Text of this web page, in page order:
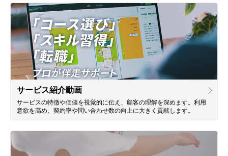
サービス紹介動画
サービスの特徴や価値を視覚的に伝え、顧客の理解を深めます。利用
意欲を高め、契約率や問い合わせ数の向上に大きく貢献します。